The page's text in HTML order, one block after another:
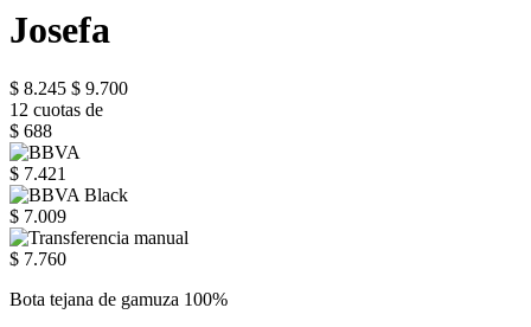
Josefa
$ 8.245 $ 9.700
12 cuotas de
$ 688
$ 7.421
$ 7.009
$ 7.760
Bota tejana de gamuza 100%